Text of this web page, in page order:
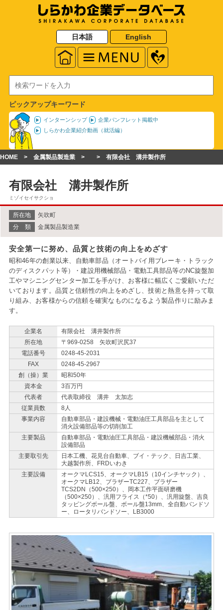
日本語 English
ピックアップキーワード
インターンシップ
企業パンフレット掲載中
しらかわ企業紹介動画（就活編）
HOME 金属製品製造業 有限会社 溝井製作所
有限会社 溝井製作所
ミゾイセイサクショ
所在地
矢吹町
分 類
金属製品製造業
安全第一に努め、品質と技術の向上をめざす
昭和46年の創業以来、自動車部品（オートバイ用ブレーキ・トラック
のディスクパット等）・建設用機械部品・電動工具部品等のNC旋盤加
工やマシニングセンター加工を手がけ、お客様に幅広くご愛顧いただ
いております。品質と信頼性の向上をめざし、技術と熱意を持って取
り組み、お客様からの信頼を確実なものになるよう製品作りに励みま
す。
企業名
有限会社 溝井製作所
所在地
〒969-0258 矢吹町沢尻37
電話番号
0248-45-2031
FAX
0248-45-2967
創（操）業
昭和50年
資本金
3百万円
代表者
代表取締役 溝井 太加志
従業員数
8人
事業内容
自動車部品・建設機械・電動油圧工具部品を主として
消火設備部品等の切削加工
主要製品
自動車部品・電動油圧工具部品・建設機械部品・消火
設備部品
主要取引先
日本工機、花見台自動車、ブイ・テック、日吉工業、
大越製作所、FRDいわき
主要設備
オークマLCS15、オークマLB15（10インチヤック）、
オークマLB12、ブラザーTC227、ブラザー
TCS2DN（500×250）、岡本工作平面研磨機
（500×250）、汎用フライス（*50）、汎用旋盤、吉良
タッピングボール盤、ボール盤13mm、全自動バンドソ
ー、ロータリバンドソー、LB3000